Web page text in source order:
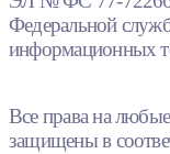
Федеральной
информационных
Все права на
защищены в